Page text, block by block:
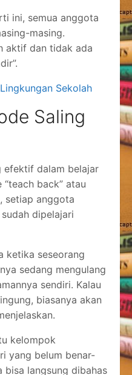
ini, semua anggota
masing.
aktif dan tidak ada
Sekolah
Saling
efektif dalam belajar
back” atau
setiap anggota
dipelajari
ketika seseorang
sedang mengulang
sendiri. Kalau
biasanya akan
kelompok
yang belum benar-
bisa langsung dibahas